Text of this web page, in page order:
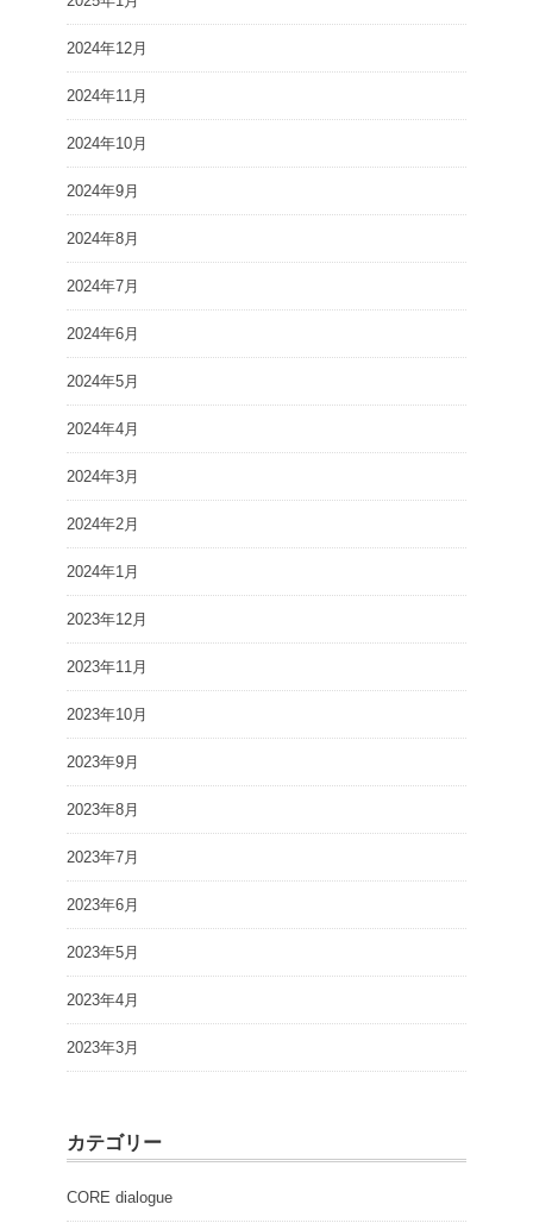
2024年12月
2024年11月
2024年10月
2024年9月
2024年8月
2024年7月
2024年6月
2024年5月
2024年4月
2024年3月
2024年2月
2024年1月
2023年12月
2023年11月
2023年10月
2023年9月
2023年8月
2023年7月
2023年6月
2023年5月
2023年4月
2023年3月
カテゴリー
CORE dialogue